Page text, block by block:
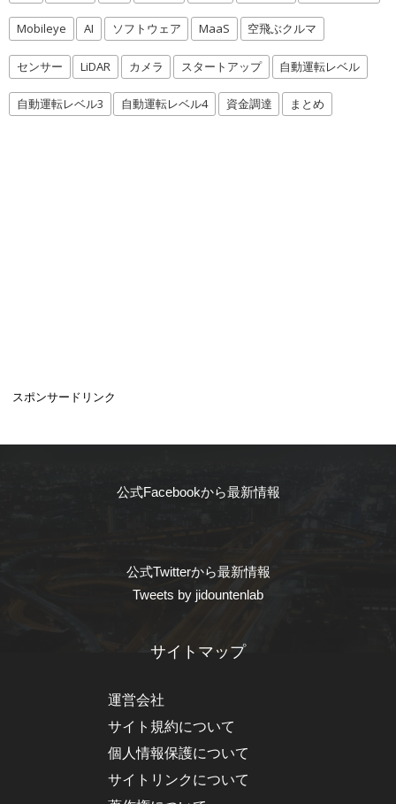
Mobileye AI ソフトウェア MaaS 空飛ぶクルマ
センサー LiDAR カメラ スタートアップ 自動運転レベル
自動運転レベル3 自動運転レベル4 資金調達 まとめ
スポンサードリンク
公式Facebookから最新情報
公式Twitterから最新情報
Tweets by jidountenlab
サイトマップ
運営会社
サイト規約について
個人情報保護について
サイトリンクについて